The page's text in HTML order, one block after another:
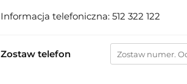
Informacja telefoniczna: 512 322 122
Zostaw telefon